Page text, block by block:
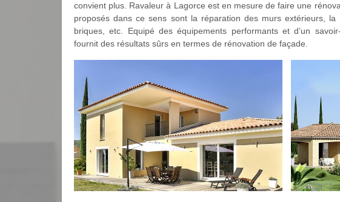
convient plus. Ravaleur à Lagorce est en mesure de faire une
proposés dans ce sens sont la réparation des murs extérieurs,
briques, etc. Equipé des équipements performants et d’un
fournit des résultats sûrs en termes de rénovation de façade.